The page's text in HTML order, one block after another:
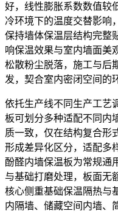
好，线性膨胀系数数值较
冷环境下的温度交替影响
保持墙体保温层结构完整
响保温效果与室内墙面美
松散粉尘脱落，施工与后
发，契合室内密闭空间的
依托生产线不同生产工艺
板可划分多种适配不同内
质一致，仅在结构复合形
形成差异化区分，适配多
酚醛内墙保温板为常规通
与基础打磨处理，板面无
核心侧重基础保温隔热与
内隔墙、储藏空间内墙、